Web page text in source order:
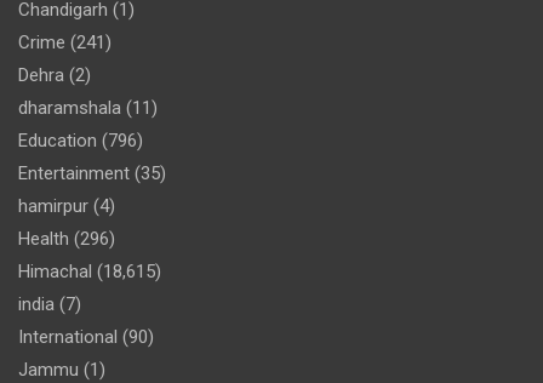
Chandigarh (1)
Crime (241)
Dehra (2)
dharamshala (11)
Education (796)
Entertainment (35)
hamirpur (4)
Health (296)
Himachal (18,615)
india (7)
International (90)
Jammu (1)